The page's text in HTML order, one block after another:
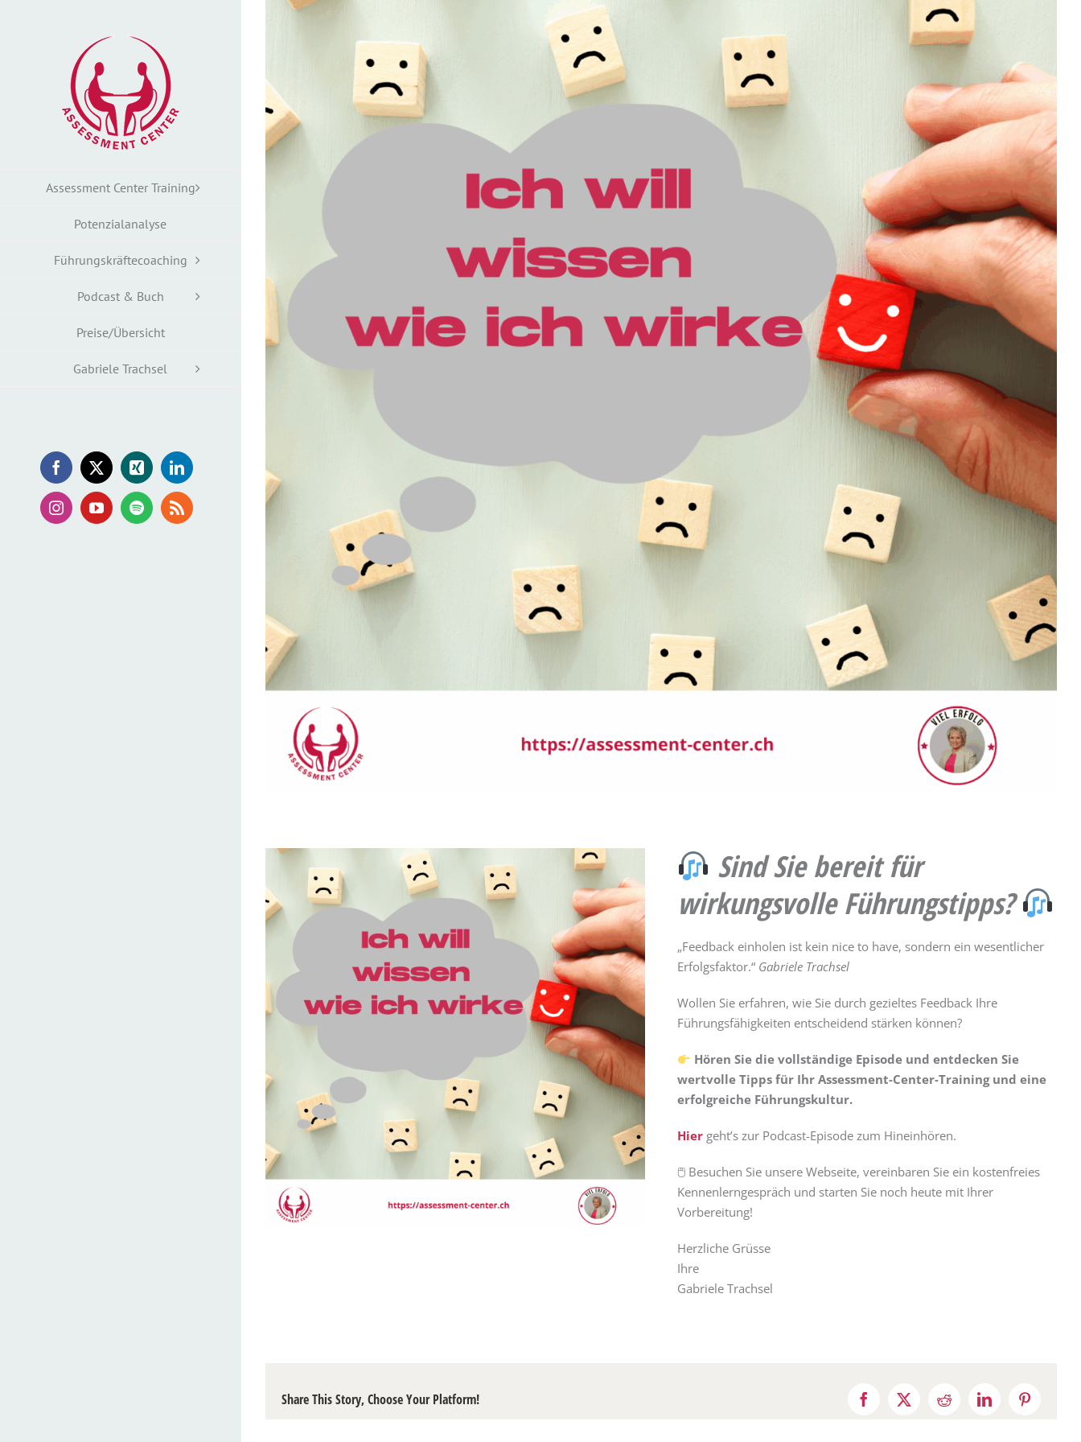
Assessment Center Training
Potenzialanalyse
Führungskräftecoaching
Podcast & Buch
Preise/Übersicht
Gabriele Trachsel
Facebook
X Xing LinkedIn
InstagramYouTubeSpotifyRss
Zeige
Sind Sie bereit für
wirkungsvolle Führungstipps?
„Feedback einholen ist kein nice to have, sondern ein wesentlicher
Erfolgsfaktor.“ Gabriele Trachsel
Wollen Sie erfahren, wie Sie durch gezieltes Feedback Ihre
Führungsfähigkeiten entscheidend stärken können?
Hören Sie die vollständige Episode und entdecken Sie
wertvolle Tipps für Ihr Assessment-Center-Training und eine
erfolgreiche Führungskultur.
Hiergeht’s zur Podcast-Episode zum Hineinhören.
🖱 Besuchen Sie unsere Webseite, vereinbaren Sie ein kostenfreies
Kennenlerngespräch und starten Sie noch heute mit Ihrer
Vorbereitung!
Herzliche Grüsse
Ihre
Gabriele Trachsel
Share This Story, Choose Your Platform! Facebook
X RedditLinkedInPinterest